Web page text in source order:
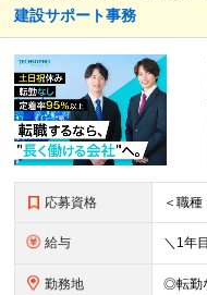
建設サポート事務
応募資格
給与
勤務地